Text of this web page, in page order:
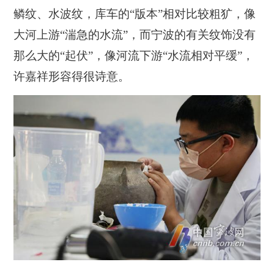
鳞纹、水波纹，库车的“版本”相对比较粗犷，像
大河上游“湍急的水流”，而宁波的有关纹饰没有
那么大的“起伏”，像河流下游“水流相对平缓”，
许嘉祥形容得很诗意。